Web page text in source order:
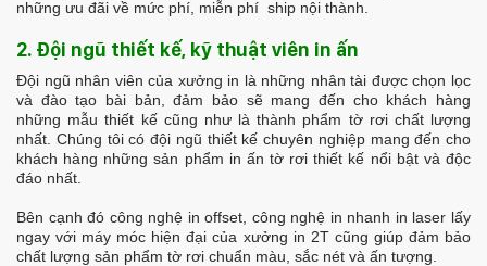
những ưu đãi về mức phí, miễn phí ship nội thành.
2. Đội ngũ thiết kế, kỹ thuật viên in ấn
Đội ngũ nhân viên của xưởng in là những nhân tài được chọn lọc
và đào tạo bài bản, đảm bảo sẽ mang đến cho khách hàng
những mẫu thiết kế cũng như là thành phẩm tờ rơi chất lượng
nhất. Chúng tôi có đội ngũ thiết kế chuyên nghiệp mang đến cho
khách hàng những sản phẩm in ấn tờ rơi thiết kế nổi bật và độc
đáo nhất.
Bên cạnh đó công nghệ in offset, công nghệ in nhanh in laser lấy
ngay với máy móc hiện đại của xưởng in 2T cũng giúp đảm bảo
chất lượng sản phẩm tờ rơi chuẩn màu, sắc nét và ấn tượng.